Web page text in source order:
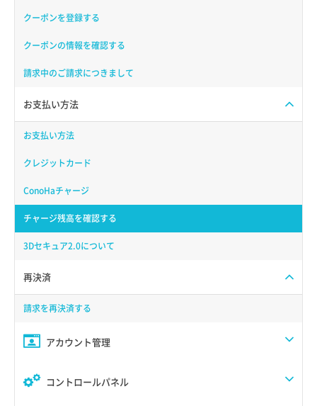
クーポンを登録する
クーポンの情報を確認する
請求中のご請求につきまして
お支払い方法
お支払い方法
クレジットカード
ConoHaチャージ
チャージ残高を確認する
3Dセキュア2.0について
再決済
請求を再決済する
アカウント管理
コントロールパネル